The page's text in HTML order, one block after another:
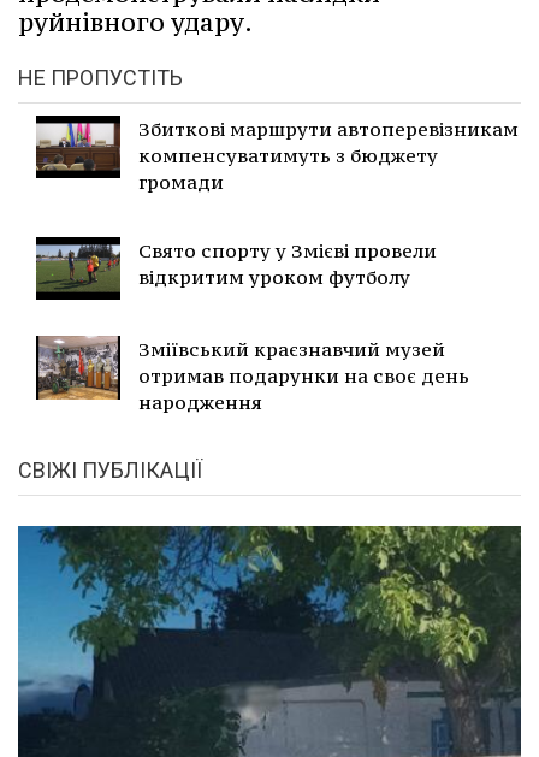
руйнівного удару.
НЕ ПРОПУСТІТЬ
Збиткові маршрути автоперевізникам
компенсуватимуть з бюджету
громади
Свято спорту у Змієві провели
відкритим уроком футболу
Зміївський краєзнавчий музей
отримав подарунки на своє день
народження
СВІЖІ ПУБЛІКАЦІЇ